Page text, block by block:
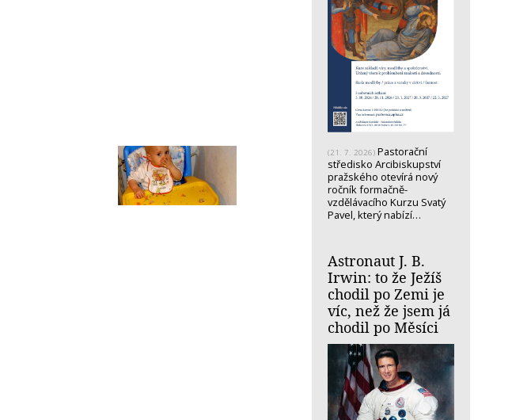
(21. 7. 2026) Pastorační
středisko Arcibiskupství
pražského otevírá nový
ročník formačně-
vzdělávacího Kurzu Svatý
Pavel, který nabízí…
Astronaut J. B.
Irwin: to že Ježíš
chodil po Zemi je
víc, než že jsem já
chodil po Měsíci